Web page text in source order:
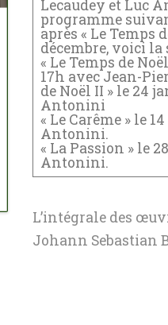
Lecaudey et Luc
programme
après « Le Temps
décembre, voici la
« Le Temps de
17h avec Jean-
de Noël II » le 24
Antonini
« Le Carême » le
Antonini.
« La Passion » le
Antonini.
L’intégrale des
Johann Sebastian